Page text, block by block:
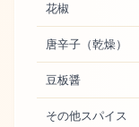
花椒
唐辛子（乾燥）
豆板醤
その他スパイス